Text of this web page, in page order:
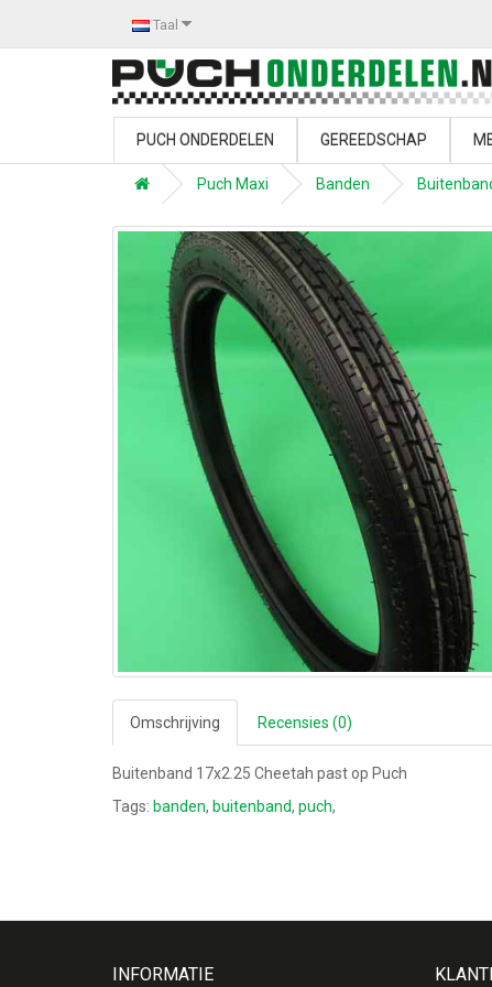
Taal
PUCH ONDERDELEN GEREEDSCHAP
Puch Maxi Banden
Omschrijving Recensies (0)
Buitenband 17x2.25 Cheetah past op Puch
Tags: banden, buitenband, puch,
INFORMATIE